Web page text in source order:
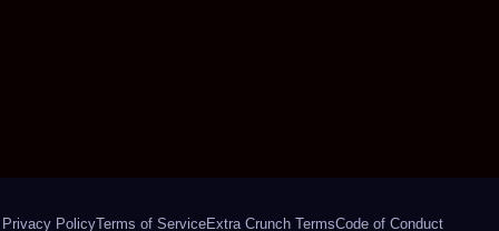
Privacy PolicyTerms of ServiceExtra Crunch TermsCode of Conduct